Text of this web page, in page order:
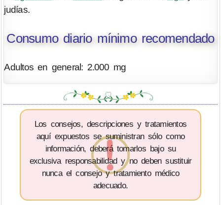
judías.
Consumo diario mínimo recomendado
Adultos en general: 2.000 mg
Los consejos, descripciones y tratamientos
aquí expuestos se suministran sólo como
información, deberá tomarlos bajo su
exclusiva responsabilidad y no deben sustituir
nunca el consejo y tratamiento médico
adecuado.